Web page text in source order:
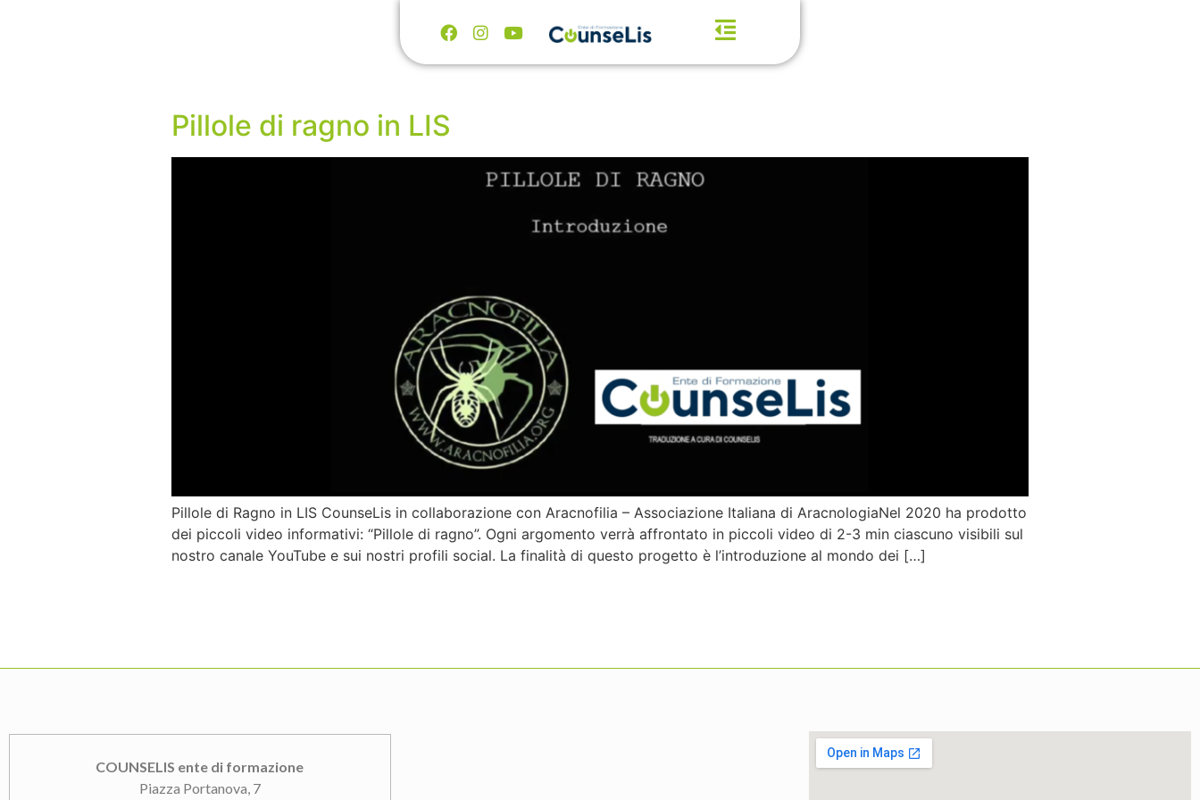
Pillole di ragno in LIS
Pillole di Ragno in LIS CounseLis in collaborazione con Aracnofilia – Associazione Italiana di AracnologiaNel 2020 ha prodotto
dei piccoli video informativi: “Pillole di ragno”. Ogni argomento verrà affrontato in piccoli video di 2-3 min ciascuno visibili sul
nostro canale YouTube e sui nostri profili social. La finalità di questo progetto è l’introduzione al mondo dei […]
COUNSELIS ente di formazione
Piazza Portanova, 7